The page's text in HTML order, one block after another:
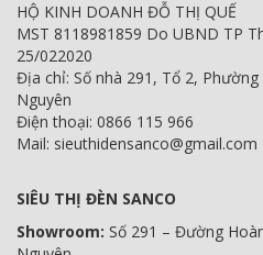
HỘ KINH DOANH ĐỖ THỊ QUẾ
MST 8118981859 Do UBND TP
25/022020
Địa chỉ: Số nhà 291, Tổ 2,
Nguyên
Điện thoại: 0866 115 966
Mail: sieuthidensanco@gmail.com
SIÊU THỊ ĐÈN SANCO
Showroom: Số 291 – Đường